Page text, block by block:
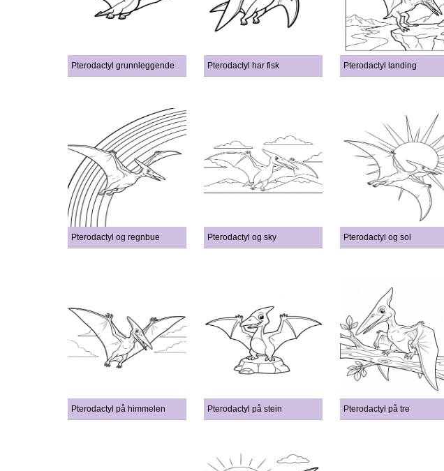
Pterodactyl grunnleggende Pterodactyl har fisk Pterodactyl landing
Pterodactyl og regnbue Pterodactyl og sky Pterodactyl og sol
Pterodactyl på himmelen Pterodactyl på stein Pterodactyl på tre